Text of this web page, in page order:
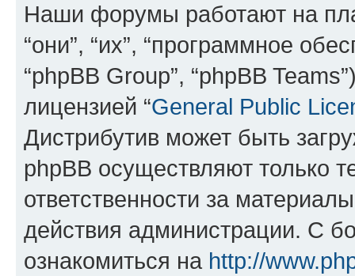
Наши форумы работают на
“они”, “их”, “программное
“phpBB Group”, “phpBB
лицензией “General Public
Дистрибутив может быть
phpBB осуществляют только
ответственности за
действия администрации. С
ознакомиться на http://